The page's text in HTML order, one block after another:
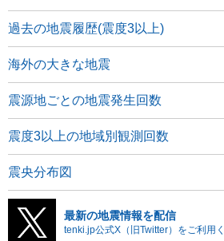
過去の地震履歴(震度3以上)
海外の大きな地震
震源地ごとの地震発生回数
震度3以上の地域別観測回数
震央分布図
最新の地震情報を配信
tenki.jp公式X（旧Twitter）をご利用く